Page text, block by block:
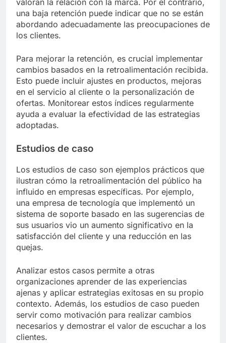
valoran la relación con la marca. Por el contrario,
una baja retención puede indicar que no se están
abordando adecuadamente las preocupaciones de
los clientes.
Para mejorar la retención, es crucial implementar
cambios basados en la retroalimentación recibida.
Esto puede incluir ajustes en productos, mejoras
en el servicio al cliente o la personalización de
ofertas. Monitorear estos índices regularmente
ayuda a evaluar la efectividad de las estrategias
adoptadas.
Estudios de caso
Los estudios de caso son ejemplos prácticos que
ilustran cómo la retroalimentación del público ha
influido en empresas específicas. Por ejemplo,
una empresa de tecnología que implementó un
sistema de soporte basado en las sugerencias de
sus usuarios vio un aumento significativo en la
satisfacción del cliente y una reducción en las
quejas.
Analizar estos casos permite a otras
organizaciones aprender de las experiencias
ajenas y aplicar estrategias exitosas en su propio
contexto. Además, los estudios de caso pueden
servir como motivación para realizar cambios
necesarios y demostrar el valor de escuchar a los
clientes.